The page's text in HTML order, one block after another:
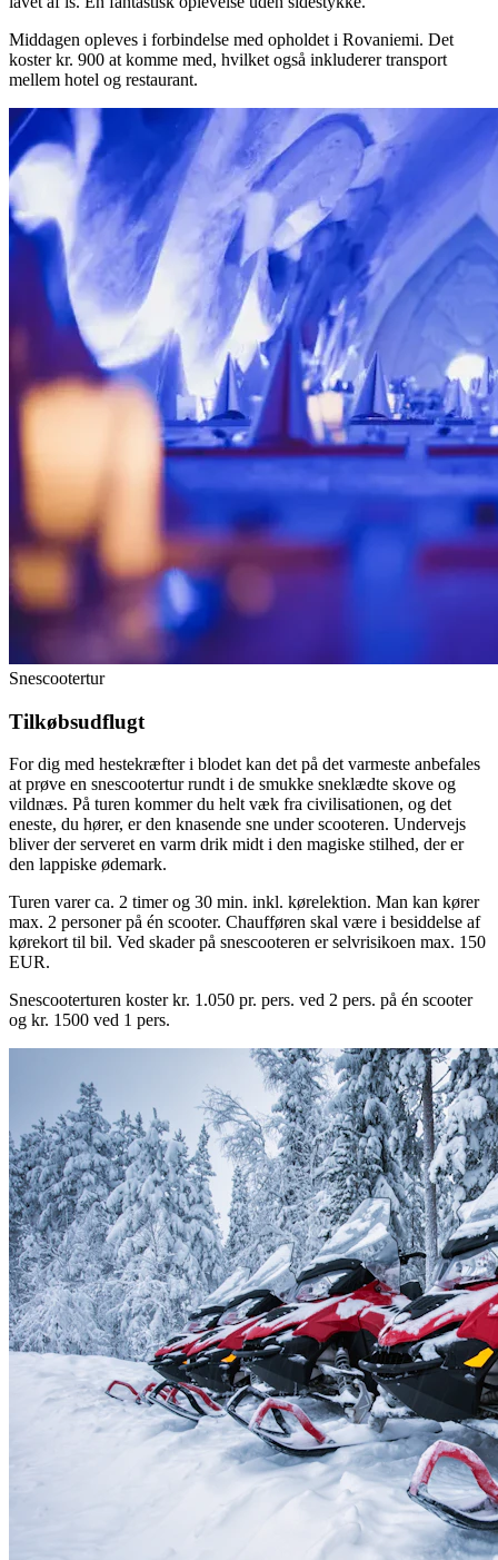
Middagen opleves i forbindelse med opholdet i Rovaniemi. Det
koster kr. 900 at komme med, hvilket også inkluderer transport
mellem hotel og restaurant.
Snescootertur
Tilkøbsudflugt
For dig med hestekræfter i blodet kan det på det varmeste anbefales
at prøve en snescootertur rundt i de smukke sneklædte skove og
vildnæs. På turen kommer du helt væk fra civilisationen, og det
eneste, du hører, er den knasende sne under scooteren. Undervejs
bliver der serveret en varm drik midt i den magiske stilhed, der er
den lappiske ødemark.
Turen varer ca. 2 timer og 30 min. inkl. kørelektion. Man kan kører
max. 2 personer på én scooter. Chaufføren skal være i besiddelse af
kørekort til bil. Ved skader på snescooteren er selvrisikoen max. 150
EUR.
Snescooterturen koster kr. 1.050 pr. pers. ved 2 pers. på én scooter
og kr. 1500 ved 1 pers.